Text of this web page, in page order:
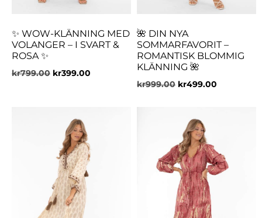
✨ WOW-KLÄNNING MED
VOLANGER – I SVART &
ROSA ✨
kr799.00 kr399.00
🌺 DIN NYA
SOMMARFAVORIT –
ROMANTISK BLOMMIG
KLÄNNING 🌺
kr999.00 kr499.00